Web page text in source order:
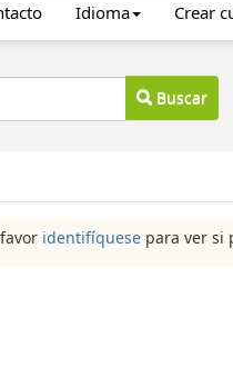
Idioma Crear
Buscar
identifíquese para ver si